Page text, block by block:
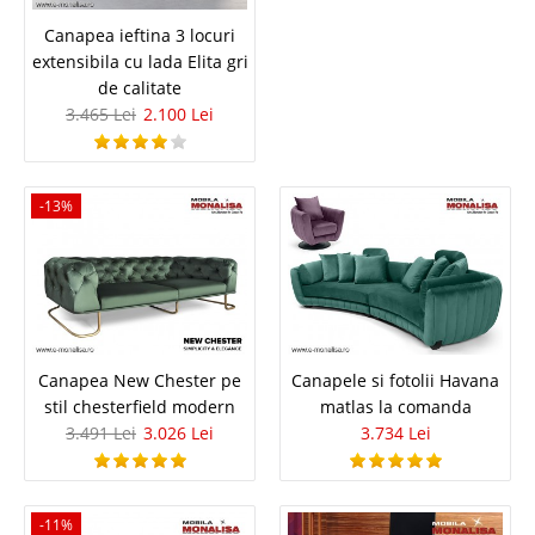
Pret Redus
Stoc Epuizat - Indisponibil
Canapea chesterfield catifea albastru
regal Dorea - 3 locuri
Canapele chesterfield si fotolii catifea Albastru Royal – Model original
Turcia - livrare Gratuita Bucuresti Fie ca sunteti in cautarea unui set de
canapele si fotolii pe stil chesterfield ori va doriti independent piese
precum canapea 3 locuri albastra model ..
Compara
Canapea ieftina 3 locuri
extensibila cu lada Elita gri
de calitate
3.465 Lei 2.100 Lei
-13%
Canapea New Chester pe
stil chesterfield modern
3.491 Lei 3.026 Lei
Canapele si fotolii Havana
matlas la comanda
3.734 Lei
-11%